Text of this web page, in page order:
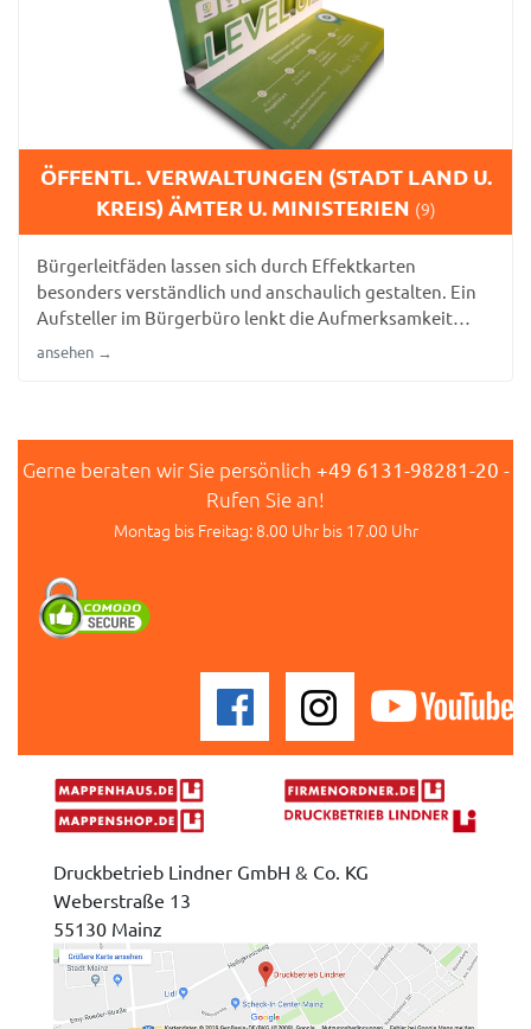
ÖFFENTL. VERWALTUNGEN (STADT LAND U.
KREIS) ÄMTER U. MINISTERIEN (9)
Bürgerleitfäden lassen sich durch Effektkarten
besonders verständlich und anschaulich gestalten. Ein
Aufsteller im Bürgerbüro lenkt die Aufmerksamkeit
gezielt auf wichtige Verwaltungsinformationen.
ansehen →
Gerne beraten wir Sie persönlich +49 6131-98281-20 -
Rufen Sie an!
Montag bis Freitag: 8.00 Uhr bis 17.00 Uhr
Druckbetrieb Lindner GmbH & Co. KG
Weberstraße 13
55130 Mainz